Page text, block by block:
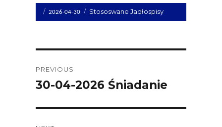
Opublikowano
dnia
2026-04-30 Kategorie
Stososwane Jadłospisy
navigation
PREVIOUS
Previous
30-04-2026 Śniadanie